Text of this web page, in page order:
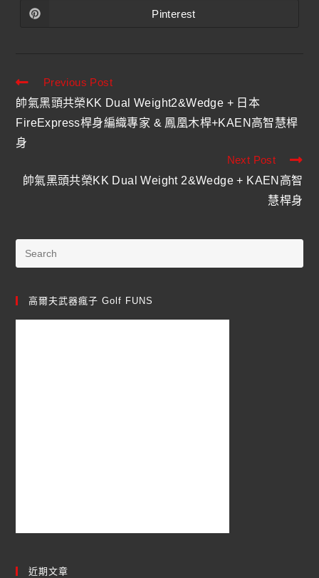
Pinterest
Previous Post
帥氣黑頭共榮KK Dual Weight2&Wedge + 日本
FireExpress桿身編織專家 & 鳳凰木桿+KAEN高智慧桿
身
Next Post
帥氣黑頭共榮KK Dual Weight 2&Wedge + KAEN高智
慧桿身
高爾夫武器瘋子 Golf FUNS
近期文章